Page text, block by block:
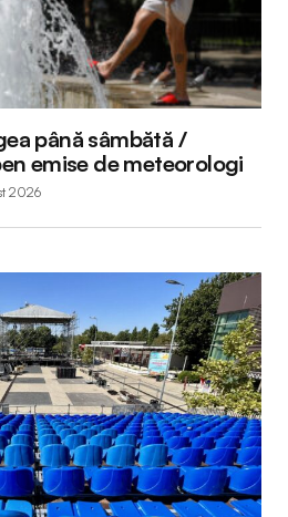
până sâmbătă /
emise de meteorologi
2026